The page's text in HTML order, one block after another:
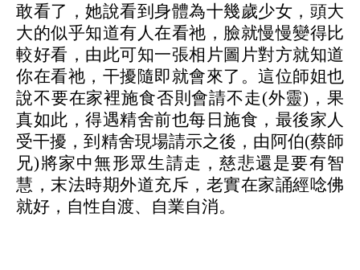
敢看了，她說看到身體為十幾歲少女，頭大
大的似乎知道有人在看祂，臉就慢慢變得比
較好看，由此可知一張相片圖片對方就知道
你在看祂，干擾隨即就會來了。 這位師姐也
說不要在家裡施食否則會請不走(外靈)，果
真如此，得遇精舍前也每日施食，最後家人
受干擾，到精舍現場請示之後，由阿伯(蔡師
兄)將家中無形眾生請走，慈悲還是要有智
慧，末法時期外道充斥，老實在家誦經唸佛
就好，自性自渡、自業自消。